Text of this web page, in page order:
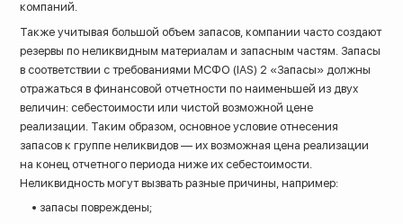
компаний.
Также учитывая большой объем запасов, компании часто создают
резервы по неликвидным материалам и запасным частям. Запасы
в соответствии с требованиями МСФО (IAS) 2 «Запасы» должны
отражаться в финансовой отчетности по наименьшей из двух
величин: себестоимости или чистой возможной цене
реализации. Таким образом, основное условие отнесения
запасов к группе неликвидов — их возможная цена реализации
на конец отчетного периода ниже их себестоимости.
Неликвидность могут вызвать разные причины, например:
• запасы повреждены;